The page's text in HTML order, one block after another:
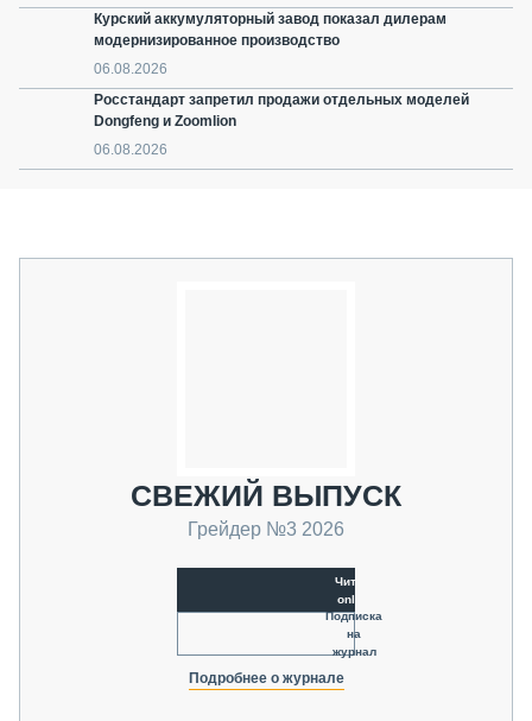
Курский аккумуляторный завод показал дилерам
модернизированное производство
06.08.2026
Росстандарт запретил продажи отдельных моделей
Dongfeng и Zoomlion
06.08.2026
СВЕЖИЙ ВЫПУСК
Грейдер №3 2026
Читать
online
Подписка
на
журнал
Подробнее о журнале